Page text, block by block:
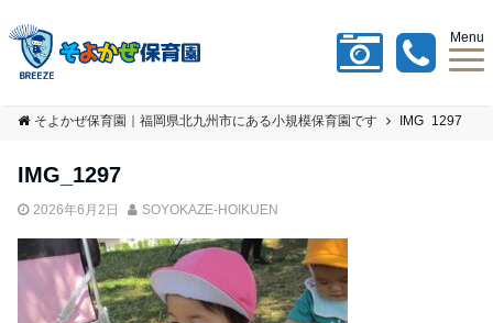
Menu
そよかぜ保育園｜福岡県北九州市にある小規模保育園です IMG_1297
IMG_1297
2026年6月2日 SOYOKAZE-HOIKUEN